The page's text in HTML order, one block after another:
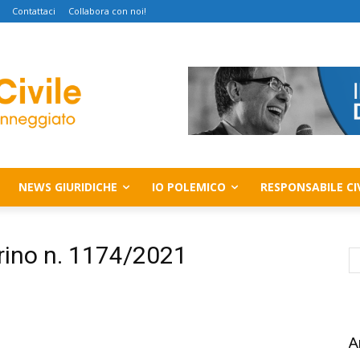
Contattaci Collabora con noi!
NEWS GIURIDICHE IO POLEMICO RESPONSABILE
n. 1174/2021